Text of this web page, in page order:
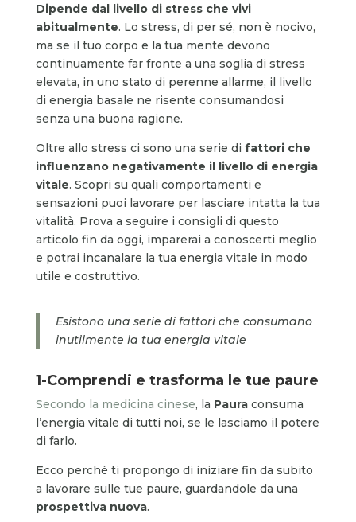
Dipende dal livello di stress che vivi
abitualmente. Lo stress, di per sé, non è nocivo,
ma se il tuo corpo e la tua mente devono
continuamente far fronte a una soglia di stress
elevata, in uno stato di perenne allarme, il livello
di energia basale ne risente consumandosi
senza una buona ragione.
Oltre allo stress ci sono una serie di fattori che
influenzano negativamente il livello di energia
vitale. Scopri su quali comportamenti e
sensazioni puoi lavorare per lasciare intatta la tua
vitalità. Prova a seguire i consigli di questo
articolo fin da oggi, imparerai a conoscerti meglio
e potrai incanalare la tua energia vitale in modo
utile e costruttivo.
Esistono una serie di fattori che consumano
inutilmente la tua energia vitale
1-Comprendi e trasforma le tue paure
Secondo la medicina cinese, la Paura consuma
l’energia vitale di tutti noi, se le lasciamo il potere
di farlo.
Ecco perché ti propongo di iniziare fin da subito
a lavorare sulle tue paure, guardandole da una
prospettiva nuova.